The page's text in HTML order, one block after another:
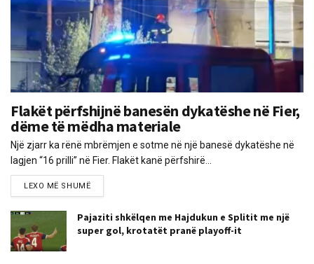
Flakët përfshijnë banesën dykatëshe në Fier,
dëme të mëdha materiale
Një zjarr ka rënë mbrëmjen e sotme në një banesë dykatëshe në
lagjen “16 prilli” në Fier. Flakët kanë përfshirë...
LEXO MË SHUMË
Pajaziti shkëlqen me Hajdukun e Splitit me një
super gol, krotatët pranë playoff-it